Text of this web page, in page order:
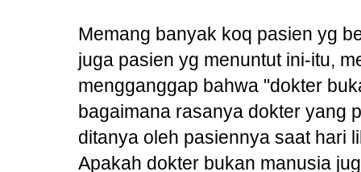
Memang banyak koq pasien yg
juga pasien yg menuntut ini-itu,
mengganggap bahwa "dokter
bagaimana rasanya dokter yang
ditanya oleh pasiennya saat hari
Apakah dokter bukan manusia